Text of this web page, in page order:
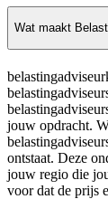
Wat maakt
jouw opdracht.
ontstaat. Deze
jouw regio die
voor dat de prijs